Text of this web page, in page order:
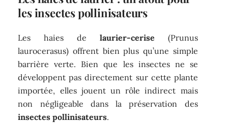
les insectes pollinisateurs
Les haies de laurier-cerise (Prunus
laurocerasus) offrent bien plus qu’une simple
barrière verte. Bien que les insectes ne se
développent pas directement sur cette plante
importée, elles jouent un rôle indirect mais
non négligeable dans la préservation des
insectes pollinisateurs.